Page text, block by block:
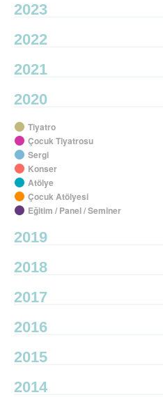
2023
2022
2021
2020
Tiyatro
Çocuk Tiyatrosu
Sergi
Konser
Atölye
Çocuk Atölyesi
Eğitim / Panel / Seminer
2019
2018
2017
2016
2015
2014